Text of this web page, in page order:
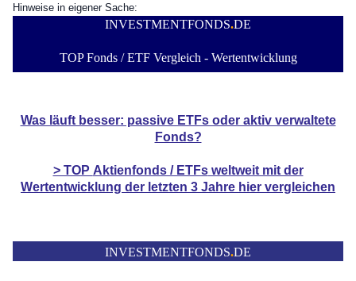
Hinweise in eigener Sache:
INVESTMENTFONDS.DE
TOP Fonds / ETF Vergleich - Wertentwicklung
Was läuft besser: passive ETFs oder aktiv verwaltete
Fonds?
> TOP Aktienfonds / ETFsweltweit mit der
Wertentwicklung der letzten 3 Jahre hier vergleichen
INVESTMENTFONDS.DE